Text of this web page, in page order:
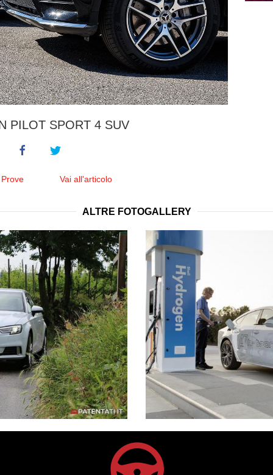
PILOT SPORT 4 SUV
Vai all'articolo
ALTRE FOTOGALLERY